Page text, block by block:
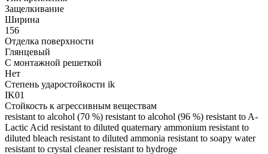
Защелкивание
Ширина
156
Отделка поверхности
Глянцевый
С монтажной решеткой
Нет
Степень ударостойкости ik
IK01
Стойкость к агрессивным веществам
resistant to alcohol (70 %) resistant to alcohol (96 %) resistant to A-
Lactic Acid resistant to diluted quaternary ammonium resistant to
diluted bleach resistant to diluted ammonia resistant to soapy water
resistant to crystal cleaner resistant to hydroge